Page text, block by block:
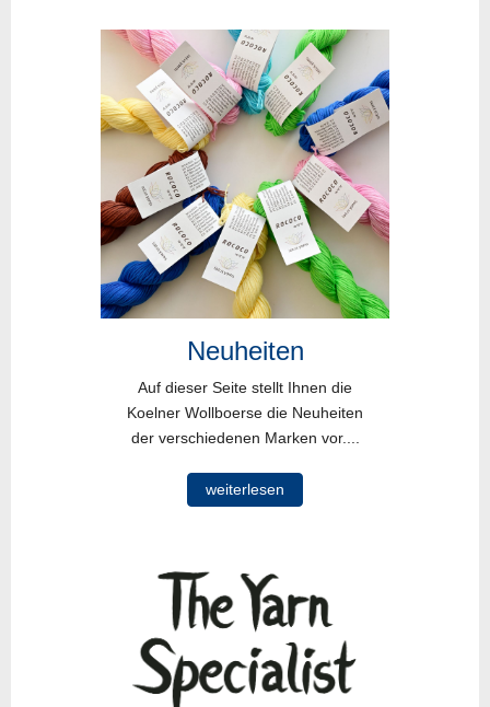
Neuheiten
Auf dieser Seite stellt Ihnen die
Koelner Wollboerse die Neuheiten
der verschiedenen Marken vor....
weiterlesen